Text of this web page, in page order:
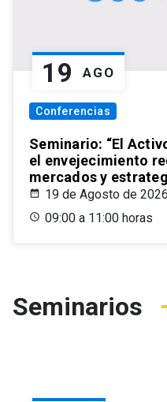
19 AGO
Conferencias
Seminario: “El
el envejecimiento
mercados y
19 de Agosto de 2026
09:00 a 11:00 horas
Seminarios